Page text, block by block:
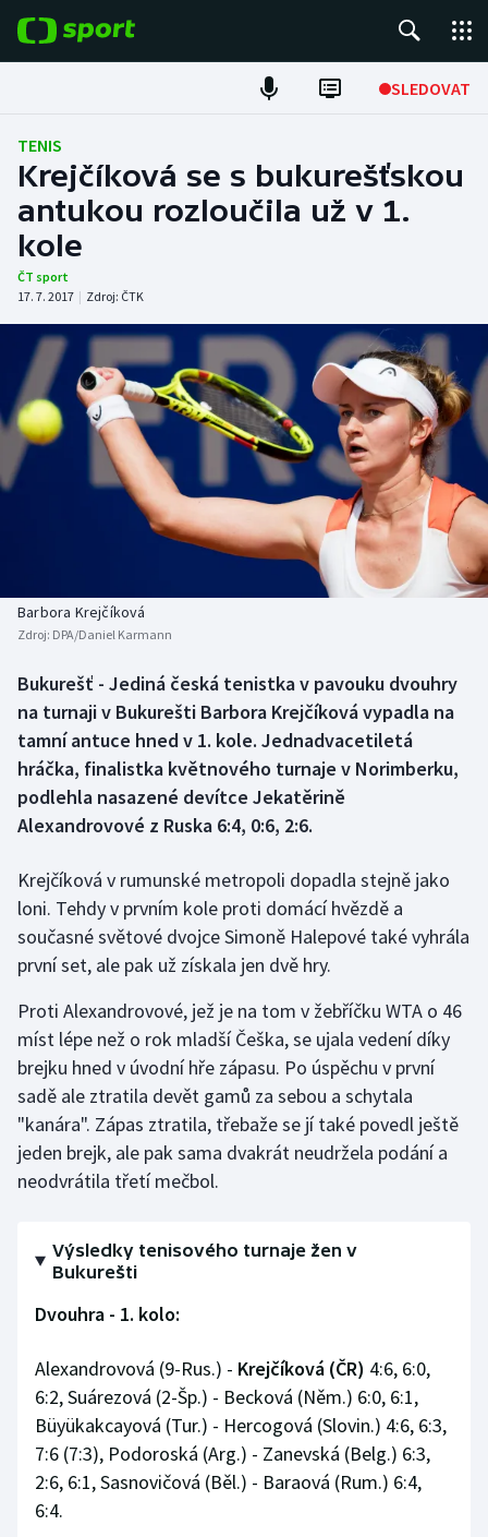
SLEDOVAT
Fotbal
Hokej
Tenis
Atletika
Cyklistika
DALŠÍ SPORTY
Americký fotbal
Baseball a softbal
Biatlon
Box
Curling
Dostihy
Florbal
Futsal
Golf
Gymnastika
Házená
Jezdectví
Judo
Moderní pětiboj
Motorsport
Olympijské hry
NEPŘEHLÉDNĚTE
Aplikace ČT sport
TENIS
Krejčíková se s bukurešťskou
antukou rozloučila už v 1.
kole
ČT sport
17. 7. 2017 | Zdroj: ČTK
Barbora Krejčíková
Zdroj: DPA/Daniel Karmann
Bukurešť - Jediná česká tenistka v pavouku dvouhry
na turnaji v Bukurešti Barbora Krejčíková vypadla na
tamní antuce hned v 1. kole. Jednadvacetiletá
hráčka, finalistka květnového turnaje v Norimberku,
podlehla nasazené devítce Jekatěrině
Alexandrovové z Ruska 6:4, 0:6, 2:6.
Krejčíková v rumunské metropoli dopadla stejně jako
loni. Tehdy v prvním kole proti domácí hvězdě a
současné světové dvojce Simoně Halepové také vyhrála
první set, ale pak už získala jen dvě hry.
Proti Alexandrovové, jež je na tom v žebříčku WTA o 46
míst lépe než o rok mladší Češka, se ujala vedení díky
brejku hned v úvodní hře zápasu. Po úspěchu v první
sadě ale ztratila devět gamů za sebou a schytala
"kanára". Zápas ztratila, třebaže se jí také povedl ještě
jeden brejk, ale pak sama dvakrát neudržela podání a
neodvrátila třetí mečbol.
Výsledky tenisového turnaje žen v
Bukurešti
Dvouhra - 1. kolo:
Alexandrovová (9-Rus.) - Krejčíková (ČR) 4:6, 6:0,
6:2, Suárezová (2-Šp.) - Becková (Něm.) 6:0, 6:1,
Büyükakcayová (Tur.) - Hercogová (Slovin.) 4:6, 6:3,
7:6 (7:3), Podoroská (Arg.) - Zanevská (Belg.) 6:3,
2:6, 6:1, Sasnovičová (Běl.) - Baraová (Rum.) 6:4,
6:4.